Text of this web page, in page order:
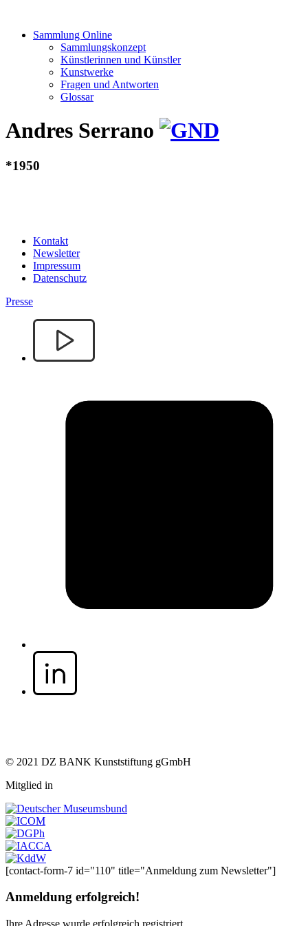
Sammlung Online
Sammlungskonzept
Künstlerinnen und Künstler
Kunstwerke
Fragen und Antworten
Glossar
Andres Serrano
*1950
Kontakt
Newsletter
Impressum
Datenschutz
Presse
© 2021 DZ BANK Kunststiftung gGmbH
Mitglied in
[contact-form-7 id="110" title="Anmeldung zum Newsletter"]
Anmeldung erfolgreich!